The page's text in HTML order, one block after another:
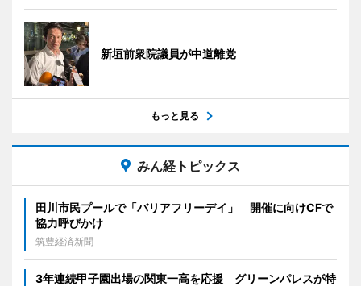
新垣前衆院議員が中道離党
もっと見る
みん経トピックス
田川市民プールで「バリアフリーデイ」 開催に向けCFで
協力呼びかけ
筑豊経済新聞
3年連続甲子園出場の関東一高を応援 グリーンパレスが特